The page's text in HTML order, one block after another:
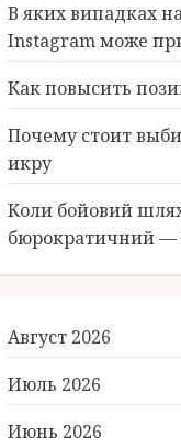
В яких випадках
Instagram може
Как повысить
Почему стоит
икру
Коли бойовий
бюрократичний —
Август 2026
Июль 2026
Июнь 2026